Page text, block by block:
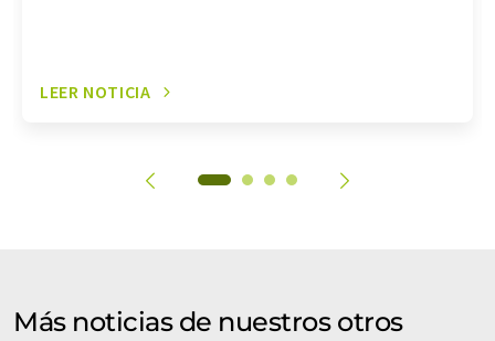
LEER NOTICIA
Más noticias de nuestros otros